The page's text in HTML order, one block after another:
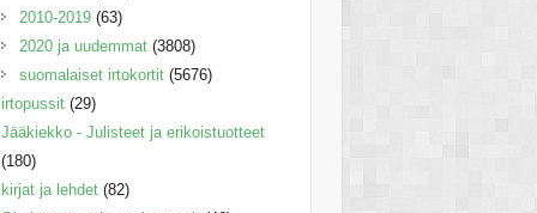
2010-2019 (63)
2020 ja uudemmat (3808)
suomalaiset irtokortit (5676)
irtopussit (29)
Jääkiekko - Julisteet ja erikoistuotteet
(180)
kirjat ja lehdet (82)